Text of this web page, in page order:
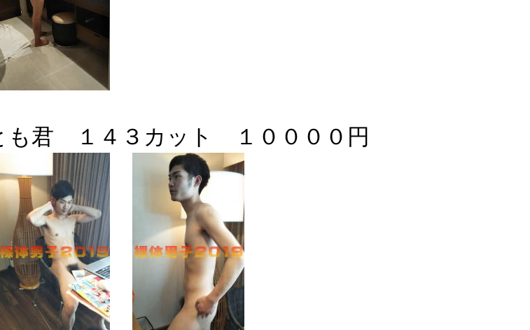
も君 １４３カット １００００円